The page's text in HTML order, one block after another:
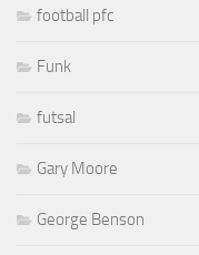
football pfc
Funk
futsal
Gary Moore
George Benson